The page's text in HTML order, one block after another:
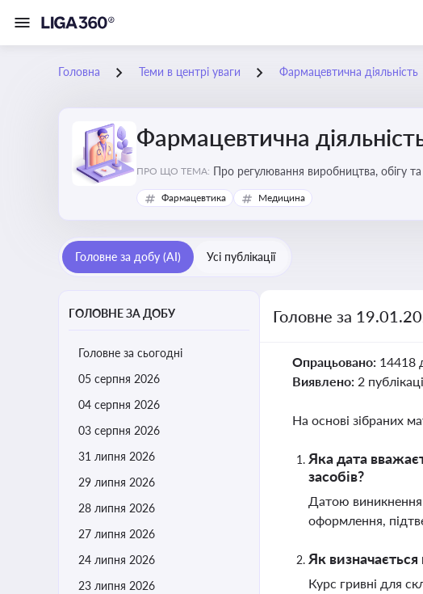
Головна Теми в центрі уваги Фармацевтична діяльність
Фармацевтична
ПРО ЩО ТЕМА: Про регулювання виробництва, обігу
та безпеки
Фармацевтика Медицина
Головне за добу (AI) Усі публікації
ГОЛОВНЕ ЗА ДОБУ
Головне за сьогодні
05 серпня 2026
04 серпня 2026
03 серпня 2026
31 липня 2026
29 липня 2026
28 липня 2026
27 липня 2026
24 липня 2026
23 липня 2026
Головне за
Опрацьовано: 14418
Виявлено: 2
На основі зібраних
Яка дата
засобів?
Датою виникнення
оформлення,
Як
Курс гривні для